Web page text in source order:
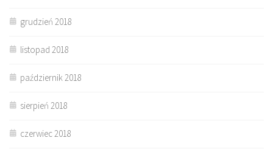
grudzień 2018
listopad 2018
październik 2018
sierpień 2018
czerwiec 2018